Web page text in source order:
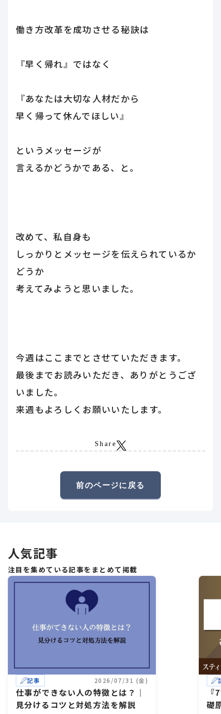
働き方改革を成功させる秘訣は
『早く帰れ』ではなく
『あなたは大切な人材だから
早く帰って休んでほしい』
というメッセージが
言えるかどうかである、と。
改めて、私自身も
しっかりとメッセージを伝えられているか
どうか
考えてみようと思いました。
今週はここまでとさせていただきます。
最後までお読みいただき、ありがとうござ
いました。
来週もよろしくお願いいたします。
Share
前のページに戻る
人気記事
注目を集めている記事をまとめて掲載
記事 2026/07/31 (金)
仕事ができない人の特徴とは？｜
見分けるコツと対処方法を解説
礎